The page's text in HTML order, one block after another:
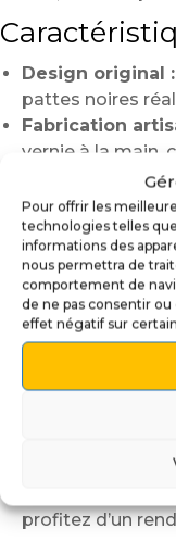
Pour offrir les
technologies telles
informations des
nous permettra de
comportement de
de ne pas consentir
effet négatif sur
Design original :
pattes noires
Fabrication
vernie à la main,
Effet visuel
horrifique et
Matériaux
conserver son
Compatibilité :
Monsters,
Installation
Choisissez
rampe de votre
(selon la
profitez d’un